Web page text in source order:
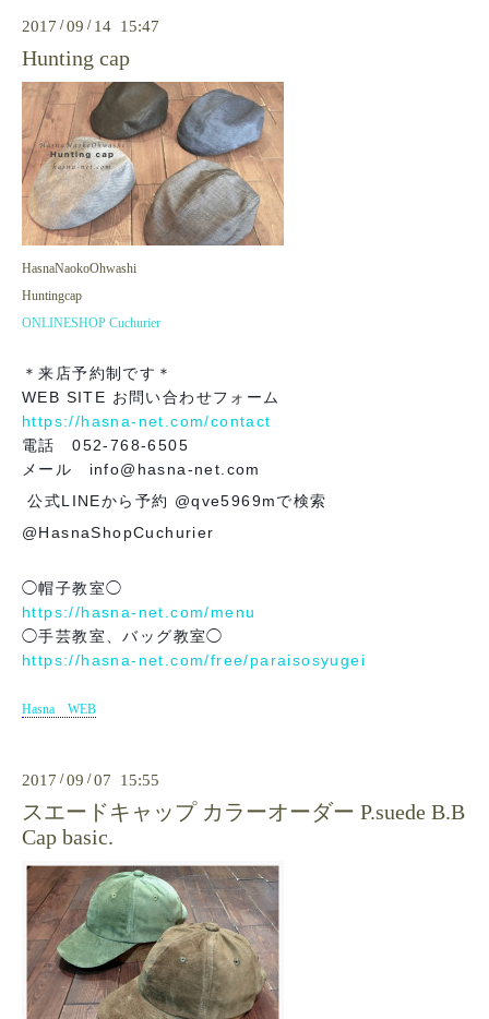
2017 /09 / 14 15:47
Hunting cap
HasnaNaokoOhwashi
Huntingcap
ONLINESHOP Cuchurier
＊来店予約制です＊
WEB SITE お問い合わせフォーム
https://hasna-net.com/contact
電話 052-768-6505
メール info@hasna-net.com
公式LINEから予約 @qve5969mで検索
@HasnaShopCuchurier
◯帽子教室◯
https://hasna-net.com/menu
◯手芸教室、バッグ教室◯
https://hasna-net.com/free/paraisosyugei
Hasna WEB
2017 /09 /07 15:55
スエードキャップ カラーオーダー P.suede B.B
Cap basic.